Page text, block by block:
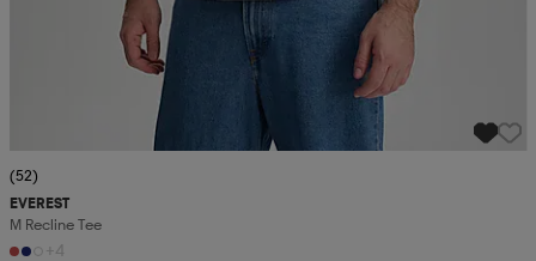
(52)
EVEREST
M Recline Tee
+4